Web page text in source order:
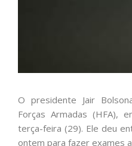
O presidente Jair
Forças Armadas (HFA),
terça-feira (29). Ele deu
ontem para fazer exames